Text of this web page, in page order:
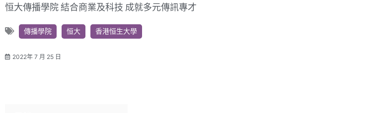
恒大傳播學院 結合商業及科技 成就多元傳訊專才
傳播學院 恒大 香港恒生大學
2022年 7 月 25 日